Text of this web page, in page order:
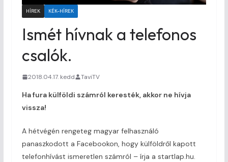
HÍREK KÉK-HÍREK
Ismét hívnak a telefonos
csalók.
2018.04.17. kedd TaviTV
Ha fura külföldi számról keresték, akkor ne hívja
vissza!
A hétvégén rengeteg magyar felhasználó
panaszkodott a Facebookon, hogy külföldről kapott
telefonhívást ismeretlen számról – írja a startlap.hu.